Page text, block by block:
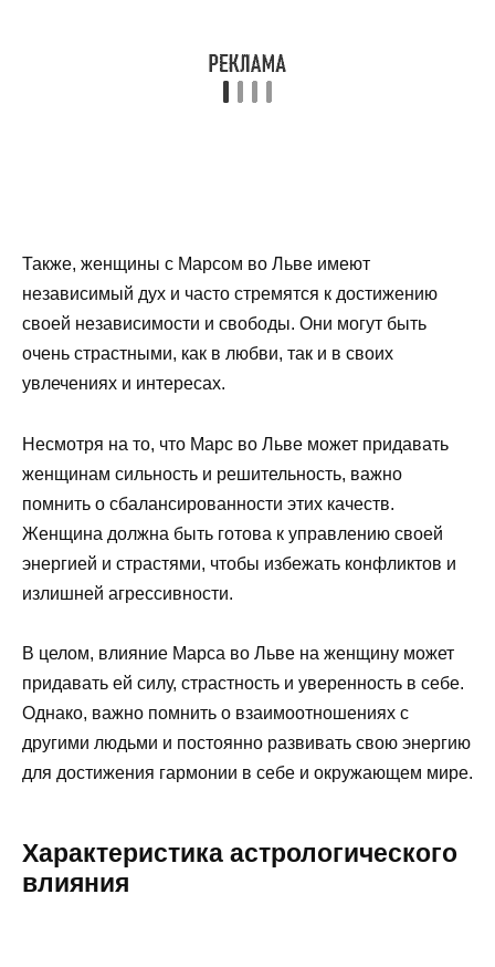
Также, женщины с Марсом во Льве имеют
независимый дух и часто стремятся к достижению
своей независимости и свободы. Они могут быть
очень страстными, как в любви, так и в своих
увлечениях и интересах.
Несмотря на то, что Марс во Льве может придавать
женщинам сильность и решительность, важно
помнить о сбалансированности этих качеств.
Женщина должна быть готова к управлению своей
энергией и страстями, чтобы избежать конфликтов и
излишней агрессивности.
В целом, влияние Марса во Льве на женщину может
придавать ей силу, страстность и уверенность в себе.
Однако, важно помнить о взаимоотношениях с
другими людьми и постоянно развивать свою энергию
для достижения гармонии в себе и окружающем мире.
Характеристика астрологического
влияния